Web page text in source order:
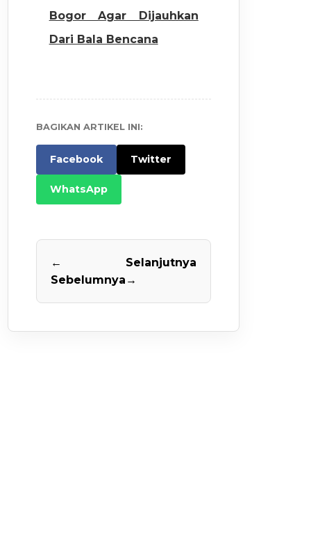
Bogor Agar Dijauhkan
Dari Bala Bencana
BAGIKAN ARTIKEL INI:
Facebook Twitter
WhatsApp
←
Sebelumnya
Selanjutnya
→